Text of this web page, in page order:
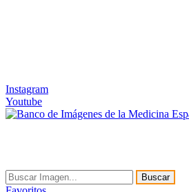
Instagram
Youtube
Buscar